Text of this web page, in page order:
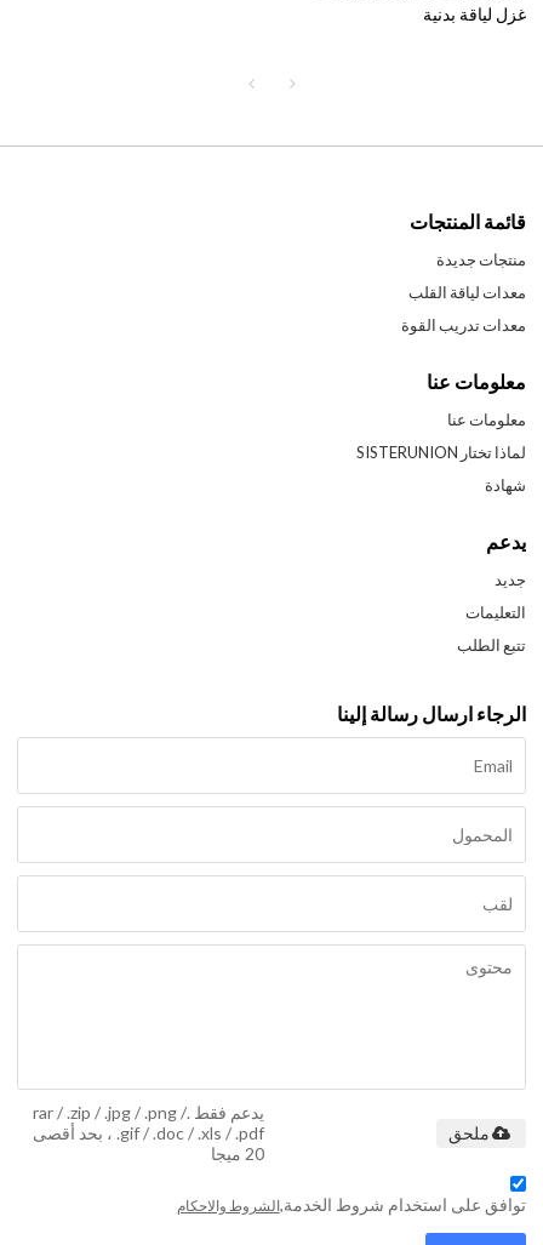
غزل لياقة بدنية
قائمة المنتجات
منتجات جديدة
معدات لياقة القلب
معدات تدريب القوة
معلومات عنا
معلومات عنا
لماذا تختار SISTERUNION
شهادة
يدعم
جديد
التعليمات
تتبع الطلب
الرجاء ارسال رسالة إلينا
يدعم فقط .rar / .zip / .jpg / .png /
.gif / .doc / .xls / .pdf ، بحد أقصى
20 ميجا
ملحق
توافق على استخدام شروط الخدمة,الشروط والاحكام